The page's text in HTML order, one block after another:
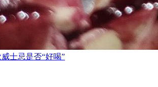
威士忌是否“好喝”